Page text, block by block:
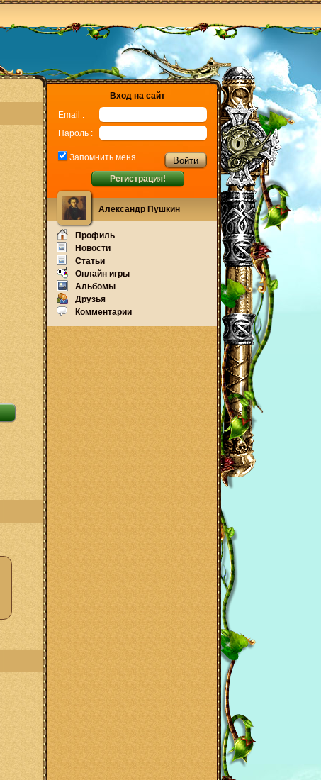
Вход на сайт
Email :
Пароль :
Запомнить меня
Регистрация!
Александр Пушкин
Профиль
Новости
Статьи
Онлайн игры
Альбомы
Друзья
Комментарии